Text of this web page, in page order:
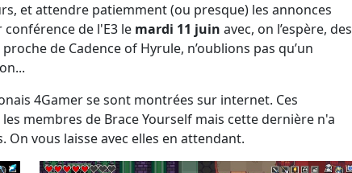
et attendre patiemment (ou presque) les annonces
de l'E3 le mardi 11 juin avec, on l’espère, des
de Cadence of Hyrule, n’oublions pas qu’un
4Gamer se sont montrées sur internet. Ces
membres de Brace Yourself mais cette dernière n'a
vous laisse avec elles en attendant.